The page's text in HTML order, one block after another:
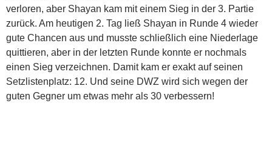
verloren, aber Shayan kam mit einem Sieg in der 3. Partie
zurück. Am heutigen 2. Tag ließ Shayan in Runde 4 wieder
gute Chancen aus und musste schließlich eine Niederlage
quittieren, aber in der letzten Runde konnte er nochmals
einen Sieg verzeichnen. Damit kam er exakt auf seinen
Setzlistenplatz: 12. Und seine DWZ wird sich wegen der
guten Gegner um etwas mehr als 30 verbessern!